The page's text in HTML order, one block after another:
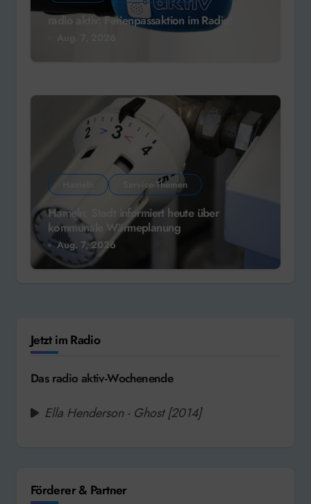
radio aktiv: Ferienpassaktion im Radio!
Service-Themen
Hameln: Stadt informiert heute über
kommunale Wärmeplanung
Aug. 7, 2026
Jetzt im Radio
Das radio aktiv-Wochenende
Ella Henderson - Ghost [2014]
Förderer & Partner